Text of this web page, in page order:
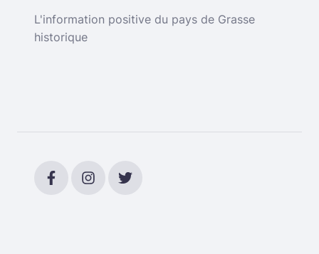
L'information positive du pays de Grasse
historique